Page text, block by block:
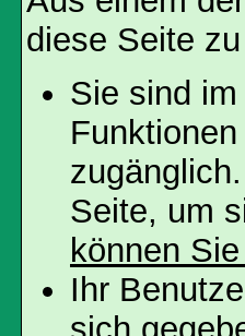
diese Seite
Sie sind
Seite, um
können
Ihr